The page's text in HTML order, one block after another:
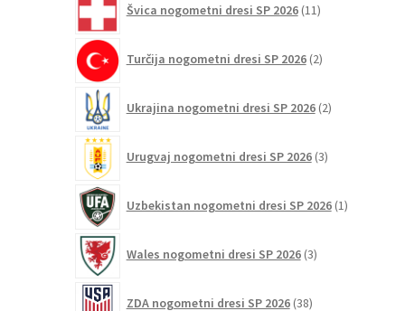
Švica nogometni dresi SP 2026 11izdelkov
Turčija nogometni dresi SP 2026 2izdelka
Ukrajina nogometni dresi SP 2026 2izdelka
Urugvaj nogometni dresi SP 2026 3izdelki
Uzbekistan nogometni dresi SP 2026 1izdelek
Wales nogometni dresi SP 2026 3izdelki
ZDA nogometni dresi SP 2026 38